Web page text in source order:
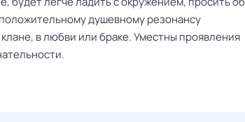
душевному резонансу
в любви или браке. Уместны проявления